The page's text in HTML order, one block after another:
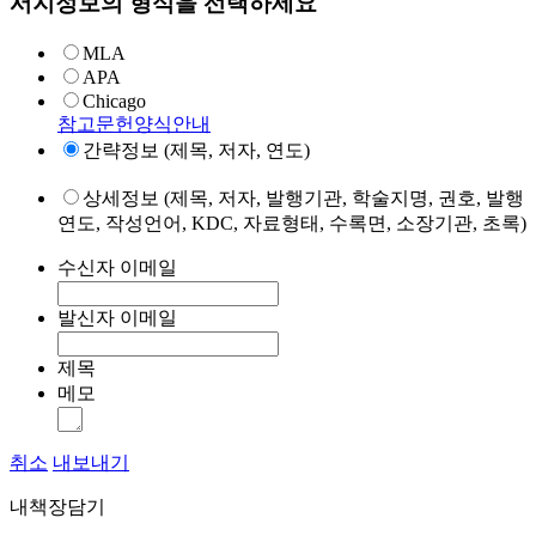
MLA
APA
Chicago
참고문헌양식안내
간략정보 (제목, 저자, 연도)
상세정보 (제목, 저자, 발행기관, 학술지명, 권호, 발행
연도, 작성언어, KDC, 자료형태, 수록면, 소장기관, 초록)
수신자 이메일
발신자 이메일
제목
메모
취소 내보내기
내책장담기